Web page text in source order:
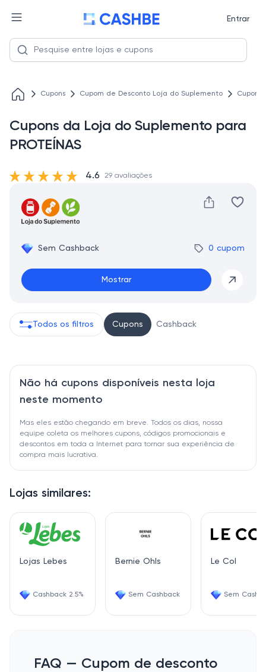
Entrar
Cupons Cupom de Desconto Loja do Suplemento Cupons
Cupons da Loja do Suplemento para
PROTEÍNAS
Sem Cashback 0 cupom
Mostrar
4.6 29 avaliações
Lojas similares:
Lojas Lebes
Cashback 2.5%
Bernie Ohls
Sem Cashback
Le Col
Sem
Todos os filtros Cupons Cashback
Não há cupons disponíveis nesta loja
neste momento
Mas eles estão chegando em breve. Todos os dias, nossa
equipe coleta os melhores cupons, códigos promocionais e
descontos em toda a Internet para tornar sua experiência de
compra mais lucrativa.
FAQ — Cupom de desconto